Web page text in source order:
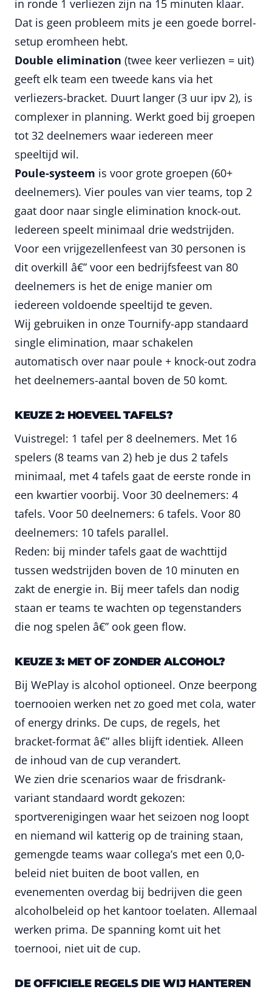
in ronde 1 verliezen zijn na 15 minuten klaar.
Dat is geen probleem mits je een goede borrel-
setup eromheen hebt.
Double elimination (twee keer verliezen = uit)
geeft elk team een tweede kans via het
verliezers-bracket. Duurt langer (3 uur ipv 2), is
complexer in planning. Werkt goed bij groepen
tot 32 deelnemers waar iedereen meer
speeltijd wil.
Poule-systeem is voor grote groepen (60+
deelnemers). Vier poules van vier teams, top 2
gaat door naar single elimination knock-out.
Iedereen speelt minimaal drie wedstrijden.
Voor een vrijgezellenfeest van 30 personen is
dit overkill â€” voor een bedrijfsfeest van 80
deelnemers is het de enige manier om
iedereen voldoende speeltijd te geven.
Wij gebruiken in onze Tournify-app standaard
single elimination, maar schakelen
automatisch over naar poule + knock-out zodra
het deelnemers-aantal boven de 50 komt.
KEUZE 2: HOEVEEL TAFELS?
Vuistregel: 1 tafel per 8 deelnemers. Met 16
spelers (8 teams van 2) heb je dus 2 tafels
minimaal, met 4 tafels gaat de eerste ronde in
een kwartier voorbij. Voor 30 deelnemers: 4
tafels. Voor 50 deelnemers: 6 tafels. Voor 80
deelnemers: 10 tafels parallel.
Reden: bij minder tafels gaat de wachttijd
tussen wedstrijden boven de 10 minuten en
zakt de energie in. Bij meer tafels dan nodig
staan er teams te wachten op tegenstanders
die nog spelen â€” ook geen flow.
KEUZE 3: MET OF ZONDER ALCOHOL?
Bij WePlay is alcohol optioneel. Onze beerpong
toernooien werken net zo goed met cola, water
of energy drinks. De cups, de regels, het
bracket-format â€” alles blijft identiek. Alleen
de inhoud van de cup verandert.
We zien drie scenarios waar de frisdrank-
variant standaard wordt gekozen:
sportverenigingen waar het seizoen nog loopt
en niemand wil katterig op de training staan,
gemengde teams waar collega’s met een 0,0-
beleid niet buiten de boot vallen, en
evenementen overdag bij bedrijven die geen
alcoholbeleid op het kantoor toelaten. Allemaal
werken prima. De spanning komt uit het
toernooi, niet uit de cup.
DE OFFICIELE REGELS DIE WIJ HANTEREN